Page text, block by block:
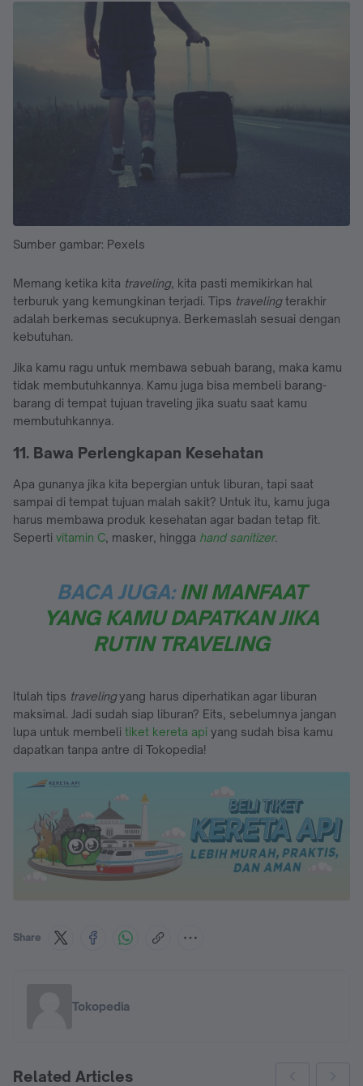
Sumber gambar: Pexels
Memang ketika kita traveling, kita pasti memikirkan hal
terburuk yang kemungkinan terjadi. Tips travelingterakhir
adalah berkemas secukupnya. Berkemaslah sesuai dengan
kebutuhan.
Jika kamu ragu untuk membawa sebuah barang, maka kamu
tidak membutuhkannya. Kamu juga bisa membeli barang-
barang di tempat tujuan traveling jika suatu saat kamu
membutuhkannya.
11. Bawa Perlengkapan Kesehatan
Apa gunanya jika kita bepergian untuk liburan, tapi saat
sampai di tempat tujuan malah sakit? Untuk itu, kamu juga
harus membawa produk kesehatan agar badan tetap fit.
Seperti vitamin C, masker, hingga hand sanitizer.
BACA JUGA:INI MANFAAT
YANG KAMU DAPATKAN JIKA
RUTIN TRAVELING
Itulah tips travelingyang harus diperhatikan agar liburan
maksimal. Jadi sudah siap liburan? Eits, sebelumnya jangan
lupa untuk membeli tiket kereta api yang sudah bisa kamu
dapatkan tanpa antre di Tokopedia!
Share
Tokopedia
Related Articles